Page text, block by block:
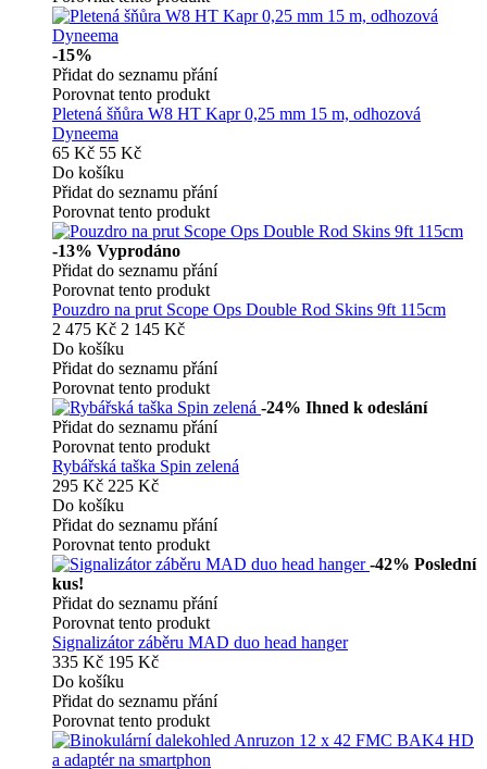
-15%
Přidat do seznamu přání
Porovnat tento produkt
Pletená šňůra W8 HT Kapr 0,25 mm 15 m, odhozová
Dyneema
65 Kč 55 Kč
Do košíku
Přidat do seznamu přání
Porovnat tento produkt
-13% Vyprodáno
Přidat do seznamu přání
Porovnat tento produkt
Pouzdro na prut Scope Ops Double Rod Skins 9ft 115cm
2 475 Kč 2 145 Kč
Do košíku
Přidat do seznamu přání
Porovnat tento produkt
-24% Ihned k odeslání
Přidat do seznamu přání
Porovnat tento produkt
Rybářská taška Spin zelená
295 Kč 225 Kč
Do košíku
Přidat do seznamu přání
Porovnat tento produkt
-42% Poslední
kus!
Přidat do seznamu přání
Porovnat tento produkt
Signalizátor záběru MAD duo head hanger
335 Kč 195 Kč
Do košíku
Přidat do seznamu přání
Porovnat tento produkt